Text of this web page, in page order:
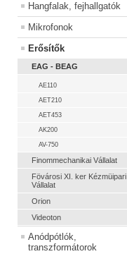
Hangfalak, fejhallgatók
Mikrofonok
Erősítők
EAG - BEAG
AE110
AET210
AET453
AK200
AV-750
Finommechanikai Vállalat
Fövárosi XI. ker Kézmüipari
Vállalat
Orion
Videoton
Anódpótlók,
transzformátorok